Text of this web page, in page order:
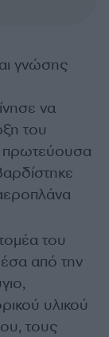
γνώσης
να
του
πρωτεύουσα
του
από την
υλικού
τους